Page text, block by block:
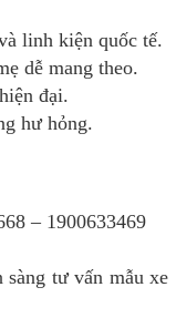
linh kiện quốc tế.
dễ mang theo.
đại.
hư hỏng.
– 1900633469
tư vấn mẫu xe